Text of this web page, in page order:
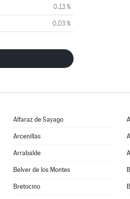
0,13 %
0,03 %
Alfaraz de Sayago
Arcenillas
Arrabalde
Belver de los Montes
Bretocino